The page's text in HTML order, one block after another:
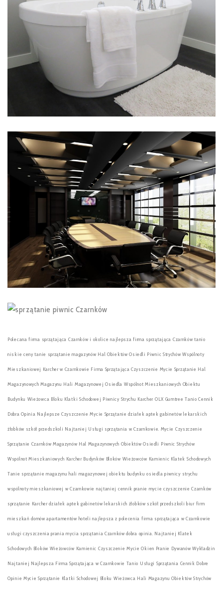
Polecana firma sprzątająca Czarnków i okolice najlepsza firma sprzątająca Czarnków tanio
niskie ceny tanie sprzątanie magazynów Hal Obiektów Osiedli Piwnic Strychów Wspólnoty
Mieszkaniowej Karcher w Czarnkowie Firma Sprzątająca Czyszczenie Mycie Sprzątanie Hal
Magazynowych Magazynu Hali Magazynowej Osiedla Wspólnot Mieszkaniowych Obiektu
Budynku Wieżowca Bloku Klatki Schodowej Piwnicy Strychu Karcher OLX Gumtree Tanio Cennik
Dobra Opinia Najlepsze Czyszczenie Mycie Sprzątanie działek aptek gabinetów lekarskich
żłobków szkół przedszkoli Najtaniej Usługi sprzątania w Czarnkowie. Mycie Czyszczenie
Sprzątanie Czarnków Magazynów Hal Magazynowych Obiektów Osiedli Piwnic Strychów
Wspólnot Mieszkaniowych Karcher Budynków Bloków Wieżowców Kamienic Klatek Schodowych
Tanie sprzątanie magazynu hali magazynowej obiektu budynku osiedla piwnicy strychu
wspólnoty mieszkaniowej w Czarnkowie najtaniej cennik pranie mycie czyszczenie Czarnków
sprzątanie Karcher działek aptek gabinetów lekarskich żłobków szkół przedszkoli biur firm
mieszkań domów apartamentów hoteli najlepsza z polecenia firma sprzątająca w Czarnkowie
usługi czyszczenia prania mycia sprzątania Czarnków dobra opinia. Najtaniej Klatek
Schodowych Bloków Wieżowców Kamienic Czyszczenie Mycie Okien Pranie Dywanów Wykładzin
Najtaniej Najlepsza Firma Sprzątająca w Czarnkowie Tanio Usługi Sprzątania Cennik Dobre
Opinie Mycie Sprzątanie Klatki Schodowej Bloku Wieżowca Hali Magazynu Obiektów Strychów